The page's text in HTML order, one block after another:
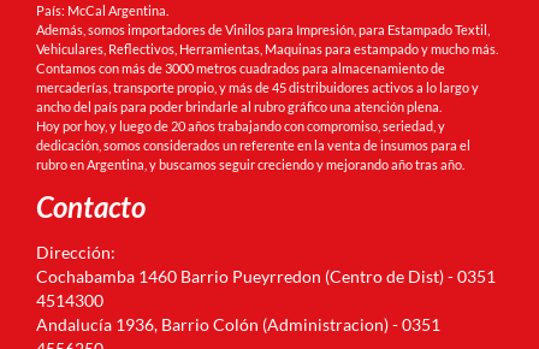
País: McCal Argentina.
Además, somos importadores de Vinilos para Impresión, para Estampado Textil,
Vehiculares, Reflectivos, Herramientas, Maquinas para estampado y mucho más.
Contamos con más de 3000 metros cuadrados para almacenamiento de
mercaderías, transporte propio, y más de 45 distribuidores activos a lo largo y
ancho del país para poder brindarle al rubro gráfico una atención plena.
Hoy por hoy, y luego de 20 años trabajando con compromiso, seriedad, y
dedicación, somos considerados un referente en la venta de insumos para el
rubro en Argentina, y buscamos seguir creciendo y mejorando año tras año.
Contacto
Dirección:
Cochabamba 1460 Barrio Pueyrredon (Centro de Dist) - 0351
4514300
Andalucía 1936, Barrio Colón (Administracion) - 0351